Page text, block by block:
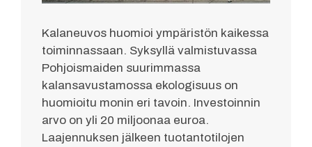
Kalaneuvos huomioi ympäristön kaikessa
toiminnassaan. Syksyllä valmistuvassa
Pohjoismaiden suurimmassa
kalansavustamossa ekologisuus on
huomioitu monin eri tavoin. Investoinnin
arvo on yli 20 miljoonaa euroa.
Laajennuksen jälkeen tuotantotilojen